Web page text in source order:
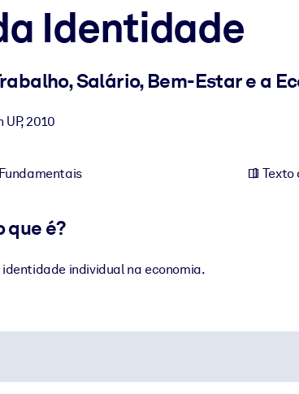
Identidade
Salário, Bem-Estar e a
UP,2010
Texto
que é?
individual na economia.